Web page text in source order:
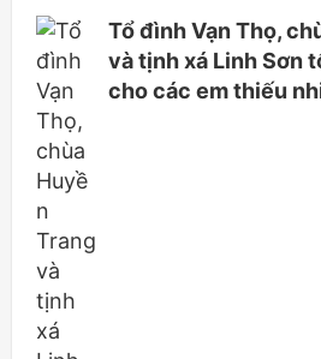
Tổ đình Vạn Thọ,
và tịnh xá Linh Sơn
cho các em thiếu